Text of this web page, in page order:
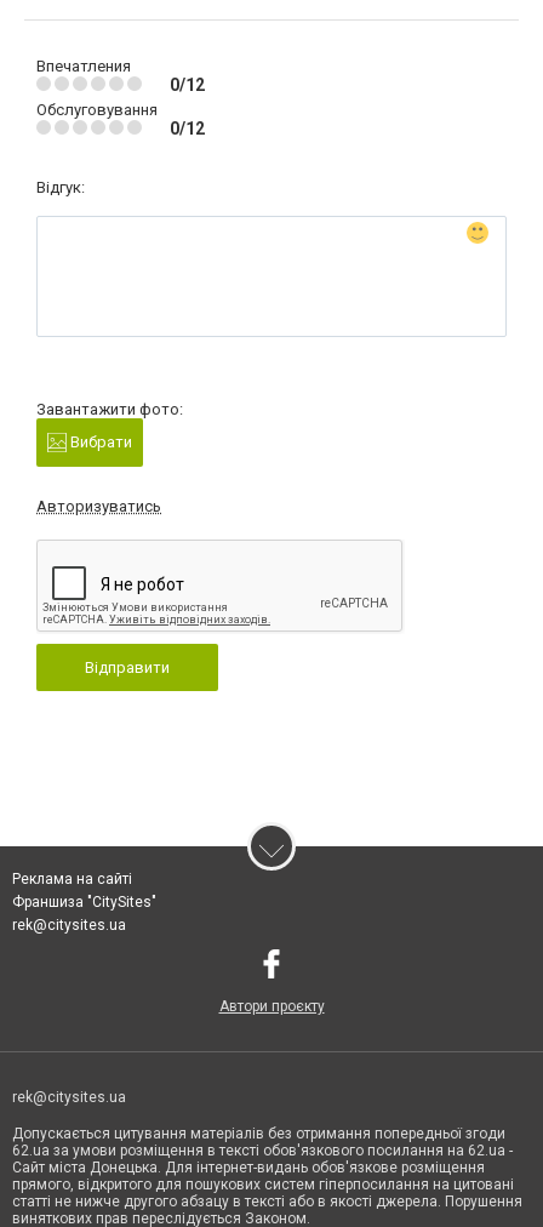
Впечатления
0/12
Обслуговування
0/12
Відгук:
Завантажити фото:
Вибрати
Авторизуватись
Відправити
Реклама на сайті
Франшиза "CitySites"
rek@citysites.ua
Автори проєкту
rek@citysites.ua
Допускається цитування матеріалів без отримання попередньої згоди
62.ua за умови розміщення в тексті обов'язкового посилання на 62.ua -
Сайт міста Донецька. Для інтернет-видань обов'язкове розміщення
прямого, відкритого для пошукових систем гіперпосилання на цитовані
статті не нижче другого абзацу в тексті або в якості джерела. Порушення
виняткових прав переслідується Законом.